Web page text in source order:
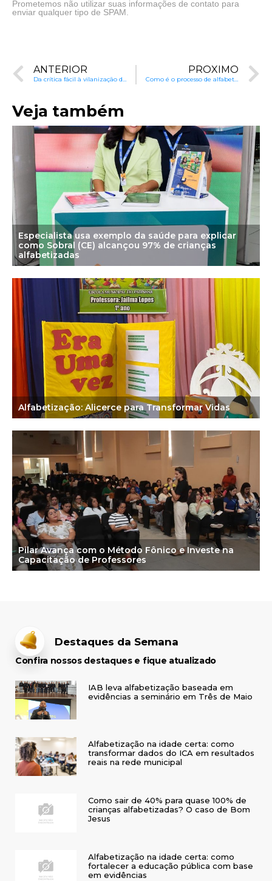
Prometemos não utilizar suas informações de contato para
enviar qualquer tipo de SPAM.
ANTERIOR
Da crítica fácil à vilanização da escola
PRÓXIMO
Como é o processo de alfabetizar uma criança?
Veja também
Especialista usa exemplo da saúde para explicar
como Sobral (CE) alcançou 97% de crianças
alfabetizadas
Alfabetização: Alicerce para Transformar Vidas
Pilar Avança com o Método Fônico e Investe na
Capacitação de Professores
Destaques da Semana
Confira nossos destaques e fique atualizado
IAB leva alfabetização baseada em
evidências a seminário em Três de Maio
Alfabetização na idade certa: como
transformar dados do ICA em resultados
reais na rede municipal
Como sair de 40% para quase 100% de
crianças alfabetizadas? O caso de Bom
Jesus
Alfabetização na idade certa: como
fortalecer a educação pública com base
em evidências